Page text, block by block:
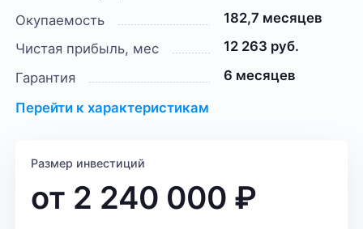
Окупаемость
182,7 месяцев
Чистая прибыль, мес
12 263 руб.
Гарантия
6 месяцев
Перейти к характеристикам
Размер инвестиций
от 2 240 000 ₽